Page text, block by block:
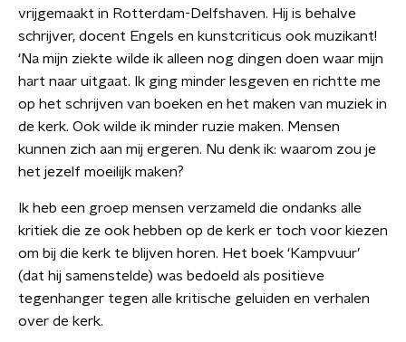
vrijgemaakt in Rotterdam-Delfshaven. Hij is behalve
schrijver, docent Engels en kunstcriticus ook muzikant!
‘Na mijn ziekte wilde ik alleen nog dingen doen waar mijn
hart naar uitgaat. Ik ging minder lesgeven en richtte me
op het schrijven van boeken en het maken van muziek in
de kerk. Ook wilde ik minder ruzie maken. Mensen
kunnen zich aan mij ergeren. Nu denk ik: waarom zou je
het jezelf moeilijk maken?
Ik heb een groep mensen verzameld die ondanks alle
kritiek die ze ook hebben op de kerk er toch voor kiezen
om bij die kerk te blijven horen. Het boek ‘Kampvuur’
(dat hij samenstelde) was bedoeld als positieve
tegenhanger tegen alle kritische geluiden en verhalen
over de kerk.